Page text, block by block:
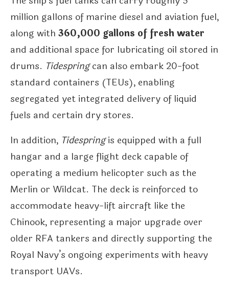
million gallons of marine diesel and aviation fuel,
along with 360,000 gallons of fresh water
and additional space for lubricating oil stored in
drums. Tidespringcan also embark 20-foot
standard containers (TEUs), enabling
segregated yet integrated delivery of liquid
fuels and certain dry stores.
In addition, Tidespringis equipped with a full
hangar and a large flight deck capable of
operating a medium helicopter such as the
Merlin or Wildcat. The deck is reinforced to
accommodate heavy-lift aircraft like the
Chinook, representing a major upgrade over
older RFA tankers and directly supporting the
Royal Navy’s ongoing experiments with heavy
transport UAVs.